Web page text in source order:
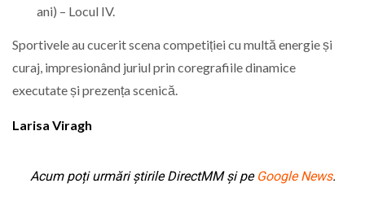
ani) – Locul IV.
Sportivele au cucerit scena competiției cu multă energie și
curaj, impresionând juriul prin coregrafiile dinamice
executate și prezența scenică.
Larisa Viragh
Acum poți urmări știrile DirectMM și pe Google News.